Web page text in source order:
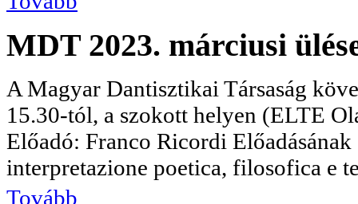
MDT 2023. márciusi
A Magyar Dantisztikai Társaság
15.30-tól, a szokott helyen (ELTE
Előadó: Franco Ricordi
interpretazione poetica, filosofica e
Tovább